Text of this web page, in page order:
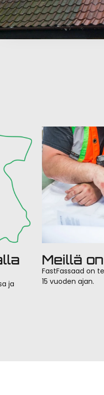
ja
Meillä
FastFassaad on
15 vuoden ajan.